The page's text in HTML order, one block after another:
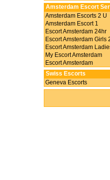
Amsterdam Escort
Amsterdam Escorts 2 U
Amsterdam Escort 1
Escort Amsterdam 24hr
Escort Amsterdam Girls
Escort Amsterdam
My Escort Amsterdam
Escort Amsterdam
Swiss Escorts
Geneva Escorts